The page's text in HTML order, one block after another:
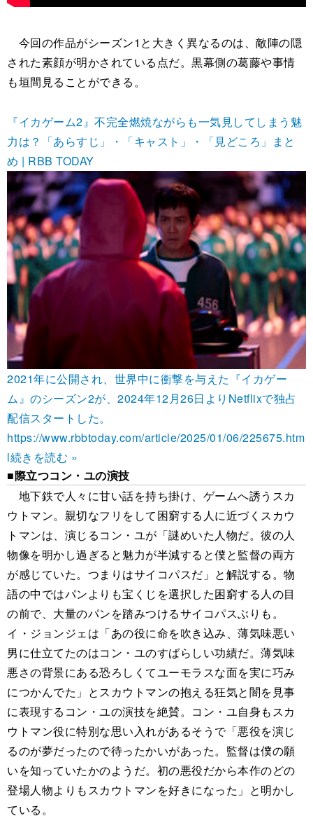
今回の作品がシーズン1と大きく異なるのは、敵陣の隠
された素顔が明かされている点だ。黒幕側の葛藤や事情
も垣間見ることができる。
『イカゲーム2』不完全燃焼ながらも一気見してしまう魅
力は？「あらすじ」・「キャスト」・「見どころ」まと
め | RBB TODAY
2021年に公開され、世界中に衝撃を与えた『イカゲー
ム』のシーズン2が、2024年12月26日よりNetflixで独占
配信スタートした。
https://www.rbbtoday.com/article/2025/01/06/225675.htm
l続きを読む »
■際立つコン・ユの演技
地下鉄で人々に甘い話を持ち掛け、ゲームへ誘うスカ
ウトマン。親切なフリをして困窮する人に近づくスカウ
トマンは、演じるコン・ユが「謎めいた人物だ。彼の人
物像を明かし過ぎると魅力が半減すると僕と監督の両方
が感じていた。つまりはサイコパスだ」と解説する。物
語の中ではパンよりも宝くじを選択した困窮する人の目
の前で、大量のパンを踏みつけるサイコパスぶりも。
イ・ジョンジェは「あの役に命を吹き込み、薄気味悪い
男に仕立てたのはコン・ユのすばらしい功績だ。薄気味
悪さの背景にある恐ろしくてユーモラスな面を実に巧み
につかんでた」とスカウトマンの抱える狂気と闇を見事
に表現するコン・ユの演技を絶賛。コン・ユ自身もスカ
ウトマン役に特別な思い入れがあるそうで「悪役を演じ
るのが夢だったので待ったかいがあった。監督は僕の願
いを知っていたかのようだ。初の悪役だから本作のどの
登場人物よりもスカウトマンを好きになった」と明かし
ている。